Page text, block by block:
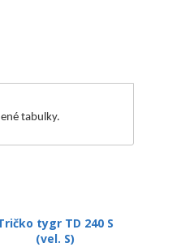
tabulky.
tygr TD 240 S
(vel. S)